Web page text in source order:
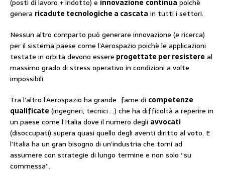
(posti di lavoro + indotto) e innovazione continua poichè
genera ricadute tecnologiche a cascata in tutti i settori.
Nessun altro comparto può generare innovazione (e ricerca)
per il sistema paese come l’Aerospazio poichè le applicazioni
testate in orbita devono essere progettate per resistere al
massimo grado di stress operativo in condizioni a volte
impossibili.
Tra l’altro l’Aerospazio ha grande fame di competenze
qualificate (ingegneri, tecnici …) che ha difficoltà a reperire in
un paese come l’Italia dove il numero degli avvocati
(disoccupati) supera quasi quello degli aventi diritto al voto. E
l’Italia ha un gran bisogno di un’industria che torni ad
assumere con strategie di lungo termine e non solo “su
commessa”.